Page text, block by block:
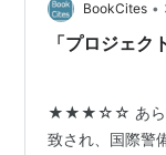
BookCites •
「プロジェ
★★★☆☆ あらす
致され、国際警